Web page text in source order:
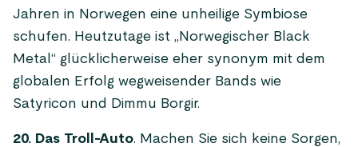
Jahren in Norwegen eine unheilige Symbiose
schufen. Heutzutage ist „Norwegischer Black
Metal“ glücklicherweise eher synonym mit dem
globalen Erfolg wegweisender Bands wie
Satyricon und Dimmu Borgir.
20. Das Troll-Auto. Machen Sie sich keine Sorgen,